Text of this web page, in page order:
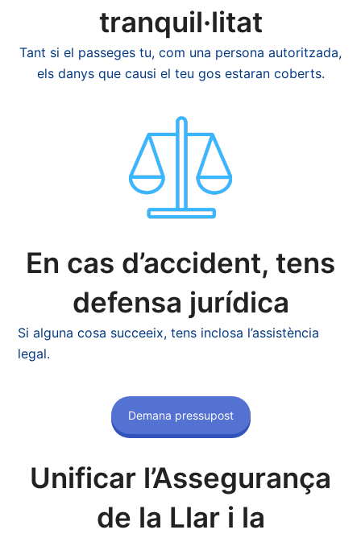
tranquil·litat
Tant si el passeges tu, com una persona autoritzada,
els danys que causi el teu gos estaran coberts.
En cas d’accident, tens
defensa jurídica
Si alguna cosa succeeix, tens inclosa l’assistència
legal.
Demana pressupost
Unificar l’Assegurança
de la Llar i la